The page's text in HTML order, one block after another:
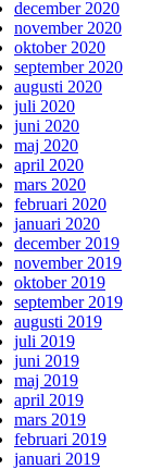
december 2020
november 2020
oktober 2020
september 2020
augusti 2020
juli 2020
juni 2020
maj 2020
april 2020
mars 2020
februari 2020
januari 2020
december 2019
november 2019
oktober 2019
september 2019
augusti 2019
juli 2019
juni 2019
maj 2019
april 2019
mars 2019
februari 2019
januari 2019